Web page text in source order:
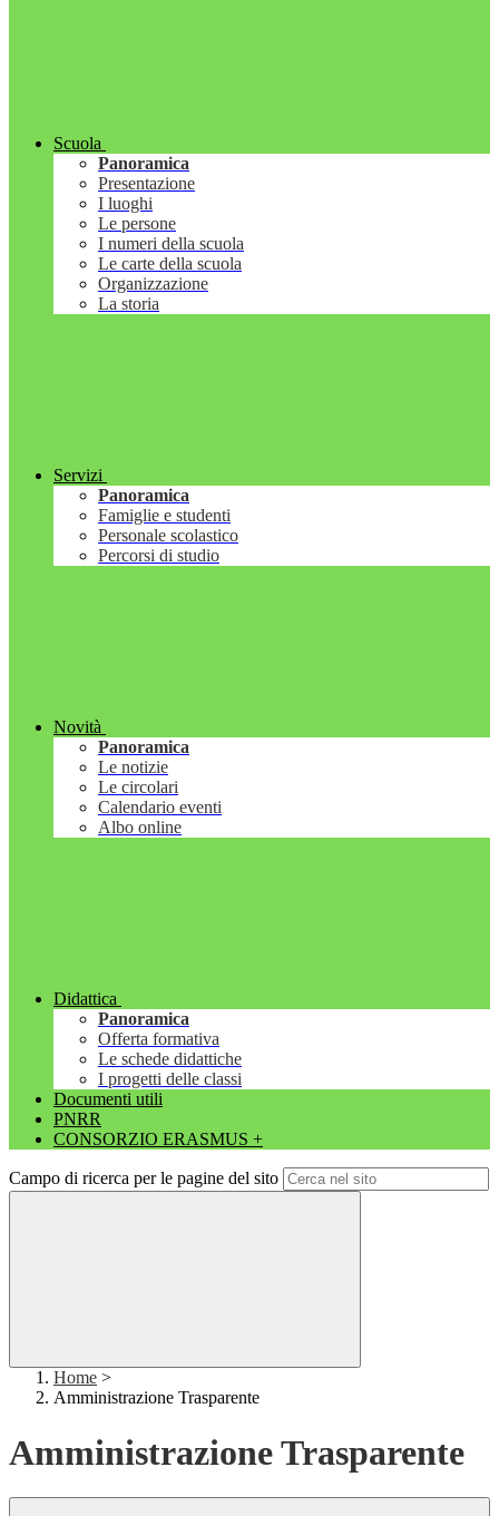
Scuola
Panoramica
Presentazione
I luoghi
Le persone
I numeri della scuola
Le carte della scuola
Organizzazione
La storia
Servizi
Panoramica
Famiglie e studenti
Personale scolastico
Percorsi di studio
Novità
Panoramica
Le notizie
Le circolari
Calendario eventi
Albo online
Didattica
Panoramica
Offerta formativa
Le schede didattiche
I progetti delle classi
Documenti utili
PNRR
CONSORZIO ERASMUS +
Campo di ricerca per le pagine del sito
Home >
Amministrazione Trasparente
Amministrazione Trasparente